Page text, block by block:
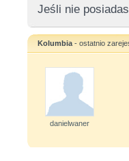
Jeśli nie
Kolumbia - ostatnio
danielwaner